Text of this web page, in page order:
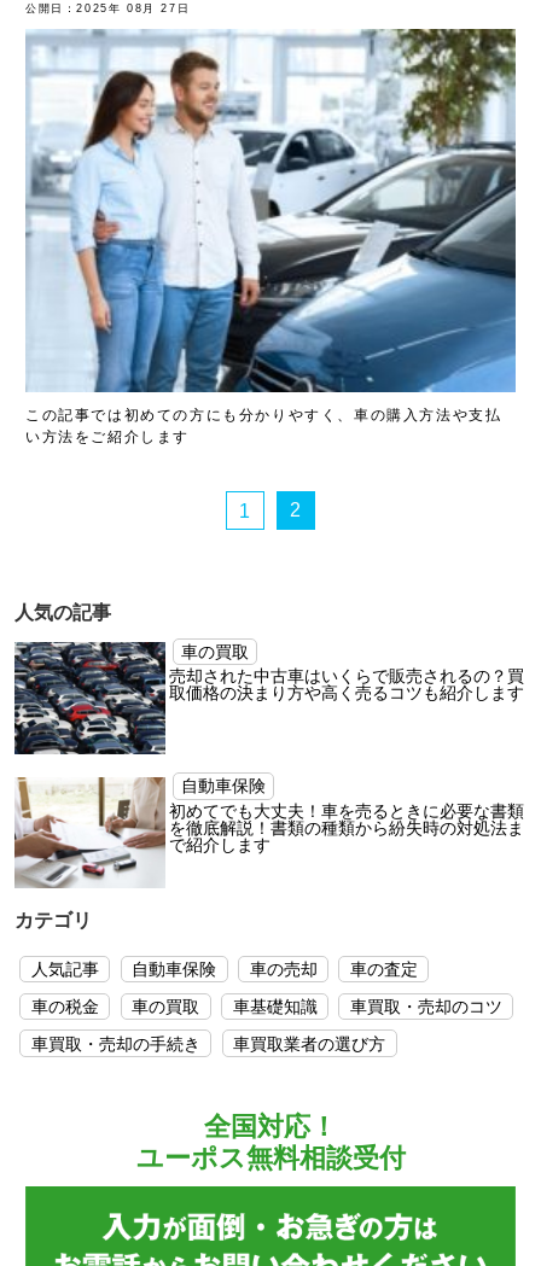
公開日：2025年 08月 27日
この記事では初めての方にも分かりやすく、車の購入方法や支払
い方法をご紹介します
1 2
人気の記事
車の買取
売却された中古車はいくらで販売されるの？買
取価格の決まり方や高く売るコツも紹介します
自動車保険
初めてでも大丈夫！車を売るときに必要な書類
を徹底解説！書類の種類から紛失時の対処法ま
で紹介します
カテゴリ
人気記事 自動車保険 車の売却
車の査定
車の税金
車の買取 車基礎知識
車買取・売却のコツ
車買取・売却の手続き
車買取業者の選び方
全国対応！
ユーポス無料相談受付